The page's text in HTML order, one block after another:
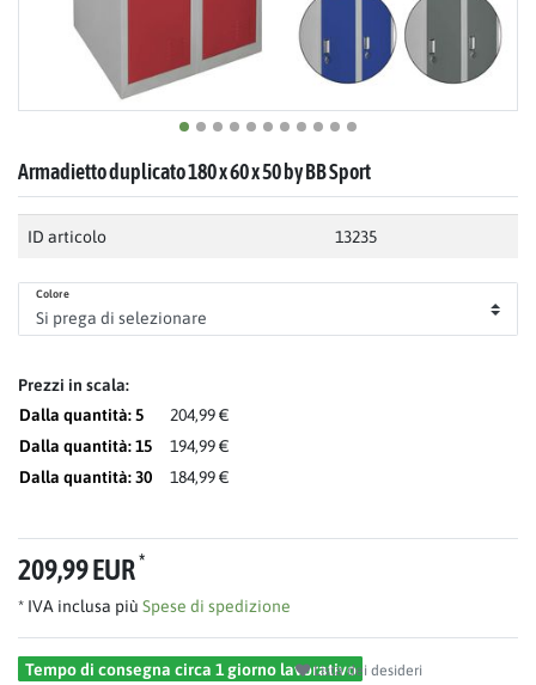
Armadietto duplicato 180 x 60 x 50 by BB Sport
ID articolo 13235
Colore
Prezzi in scala:
Dalla quantità: 5
204,99 €
Dalla quantità: 15
194,99 €
Dalla quantità: 30
184,99 €
209,99 EUR*
* IVA inclusa più Spese di spedizione
Tempo di consegna circa 1 giorno lavorativoLista dei desideri